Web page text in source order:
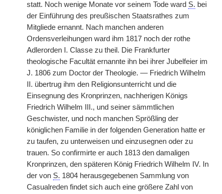
statt. Noch wenige Monate vor seinem Tode ward S. bei
der Einführung des preußischen Staatsrathes zum
Mitgliede ernannt. Nach manchen anderen
Ordensverleihungen ward ihm 1817 noch der rothe
Adlerorden I. Classe zu theil. Die Frankfurter
theologische Facultät ernannte ihn bei ihrer Jubelfeier im
J. 1806 zum Doctor der Theologie. — Friedrich Wilhelm
II. übertrug ihm den Religionsunterricht und die
Einsegnung des Kronprinzen, nachherigen Königs
Friedrich Wilhelm III., und seiner sämmtlichen
Geschwister, und noch manchen Sprößling der
königlichen Familie in der folgenden Generation hatte er
zu taufen, zu unterweisen und einzusegnen oder zu
trauen. So confirmirte er auch 1813 den damaligen
Kronprinzen, den späteren König Friedrich Wilhelm IV. In
der von S. 1804 herausgegebenen Sammlung von
Casualreden findet sich auch eine größere Zahl von